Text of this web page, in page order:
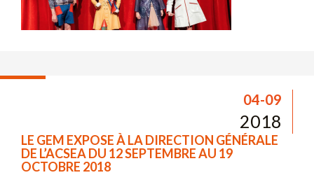
04-09
2018
LE GEM EXPOSE À LA DIRECTION GÉNÉRALE
DE L’ACSEA DU 12 SEPTEMBRE AU 19
OCTOBRE 2018